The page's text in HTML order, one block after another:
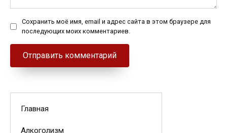
Сохранить моё имя, email и адрес сайта в этом браузере для
последующих моих комментариев.
Главная
Алкоголизм